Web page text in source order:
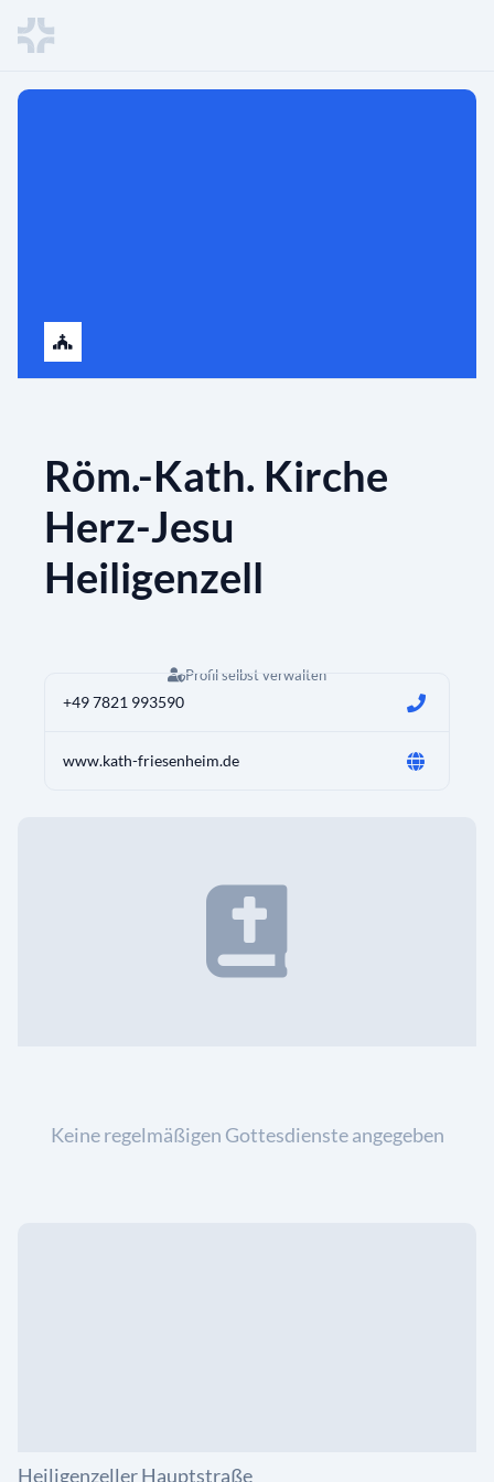
Röm.-Kath. Kirche
Herz-Jesu
Heiligenzell
Profil selbst verwalten
+49 7821 993590
www.kath-friesenheim.de
Keine regelmäßigen Gottesdienste angegeben
Heiligenzeller Hauptstraße